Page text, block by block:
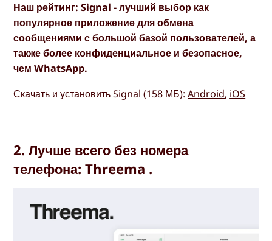
Наш рейтинг: Signal - лучший выбор как
популярное приложение для обмена
сообщениями с большой базой пользователей, а
также более конфиденциальное и безопасное,
чем WhatsApp.
Скачать и установить Signal (158 МБ):Android, iOS
2. Лучше всего без номера
телефона: Threema .